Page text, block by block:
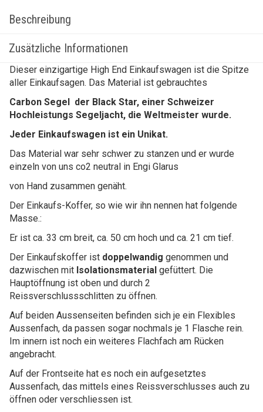
Beschreibung
Zusätzliche Informationen
Dieser einzigartige High End Einkaufswagen ist die Spitze
aller Einkaufsagen. Das Material ist gebrauchtes
Carbon Segel der Black Star, einer Schweizer
Hochleistungs Segeljacht, die Weltmeister wurde.
Jeder Einkaufswagen ist ein Unikat.
Das Material war sehr schwer zu stanzen und er wurde
einzeln von uns co2 neutral in Engi Glarus
von Hand zusammen genäht.
Der Einkaufs-Koffer, so wie wir ihn nennen hat folgende
Masse.:
Er ist ca. 33 cm breit, ca. 50 cm hoch und ca. 21 cm tief.
Der Einkaufskoffer ist doppelwandig genommen und
dazwischen mit Isolationsmaterial gefüttert. Die
Hauptöffnung ist oben und durch 2
Reissverschlussschlitten zu öffnen.
Auf beiden Aussenseiten befinden sich je ein Flexibles
Aussenfach, da passen sogar nochmals je 1 Flasche rein.
Im innern ist noch ein weiteres Flachfach am Rücken
angebracht.
Auf der Frontseite hat es noch ein aufgesetztes
Aussenfach, das mittels eines Reissverschlusses auch zu
öffnen oder verschliessen ist.